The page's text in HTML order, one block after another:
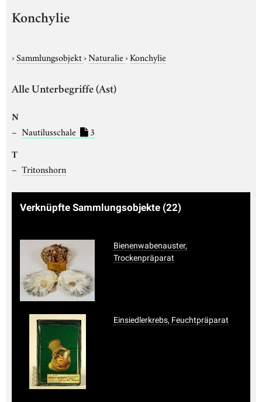
Konchylie
›Sammlungsobjekt›Naturalie›Konchylie
Alle Unterbegriffe (Ast)
N
Nautilusschale 3
T
Tritonshorn
Verknüpfte Sammlungsobjekte (22)
Bienenwabenauster,
Trockenpräparat
Einsiedlerkrebs, Feuchtpräparat